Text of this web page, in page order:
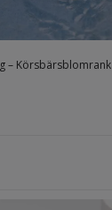
–